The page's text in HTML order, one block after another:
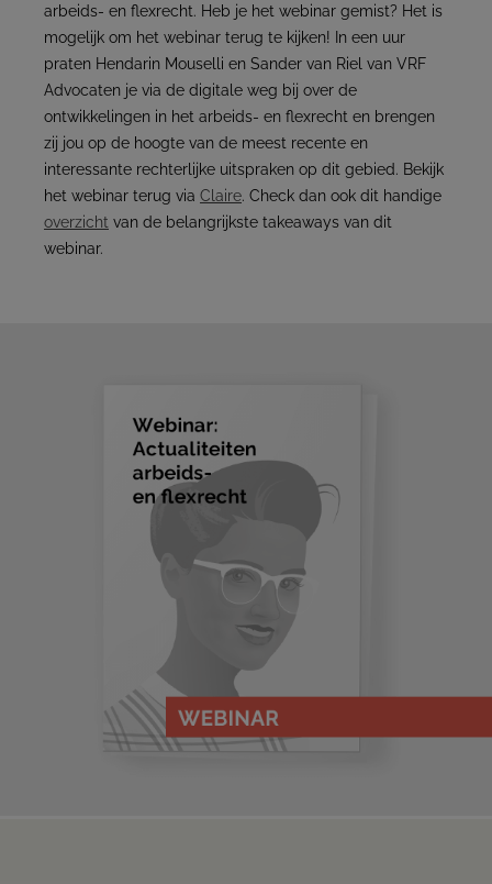
arbeids- en flexrecht. Heb je het webinar gemist? Het is
mogelijk om het webinar terug te kijken! In een uur
praten Hendarin Mouselli en Sander van Riel van VRF
Advocaten je via de digitale weg bij over de
ontwikkelingen in het arbeids- en flexrecht en brengen
zij jou op de hoogte van de meest recente en
interessante rechterlijke uitspraken op dit gebied. Bekijk
het webinar terug via Claire. Check dan ook dit handige
overzicht van de belangrijkste takeaways van dit
webinar.